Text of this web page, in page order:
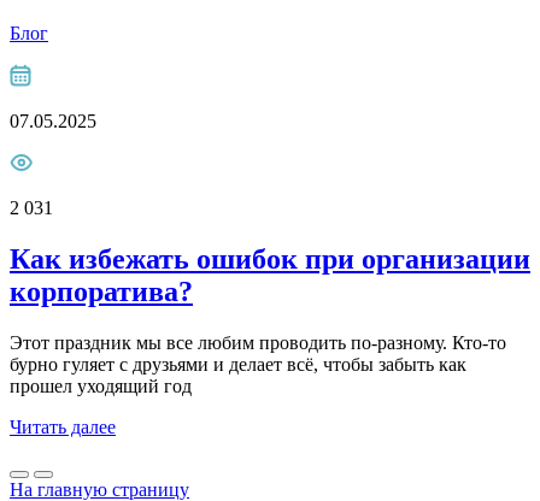
Блог
07.05.2025
2 031
Как избежать ошибок при организации
корпоратива?
Этот праздник мы все любим проводить по-разному. Кто-то
бурно гуляет с друзьями и делает всё, чтобы забыть как
прошел уходящий год
Читать далее
На главную страницу